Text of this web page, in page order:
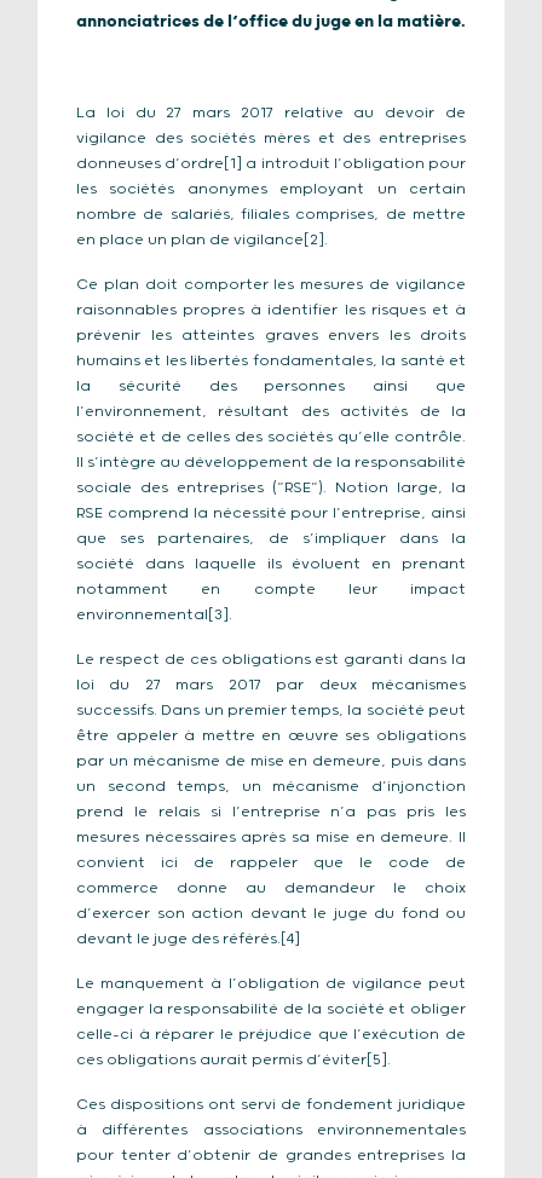
annonciatrices de l’office du juge en la matière.
La loi du 27 mars 2017 relative au devoir de
vigilance des sociétés mères et des entreprises
donneuses d’ordre[1] a introduit l’obligation pour
les sociétés anonymes employant un certain
nombre de salariés, filiales comprises, de mettre
en place un plan de vigilance[2].
Ce plan doit comporter les mesures de vigilance
raisonnables propres à identifier les risques et à
prévenir les atteintes graves envers les droits
humains et les libertés fondamentales, la santé et
la sécurité des personnes ainsi que
l’environnement, résultant des activités de la
société et de celles des sociétés qu’elle contrôle.
Il s’intègre au développement de la responsabilité
sociale des entreprises (“RSE”). Notion large, la
RSE comprend la nécessité pour l’entreprise, ainsi
que ses partenaires, de s’impliquer dans la
société dans laquelle ils évoluent en prenant
notamment en compte leur impact
environnemental[3].
Le respect de ces obligations est garanti dans la
loi du 27 mars 2017 par deux mécanismes
successifs. Dans un premier temps, la société peut
être appeler à mettre en œuvre ses obligations
par un mécanisme de mise en demeure, puis dans
un second temps, un mécanisme d’injonction
prend le relais si l’entreprise n’a pas pris les
mesures nécessaires après sa mise en demeure. Il
convient ici de rappeler que le code de
commerce donne au demandeur le choix
d’exercer son action devant le juge du fond ou
devant le juge des référés.[4]
Le manquement à l’obligation de vigilance peut
engager la responsabilité de la société et obliger
celle-ci à réparer le préjudice que l’exécution de
ces obligations aurait permis d’éviter[5].
Ces dispositions ont servi de fondement juridique
à différentes associations environnementales
pour tenter d’obtenir de grandes entreprises la